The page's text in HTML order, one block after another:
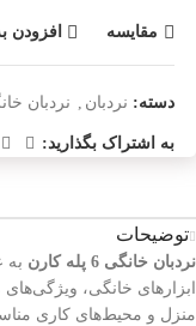
مقایسه افزودن
دسته: نردبان , نردبان
به اشتراک بگذارید:
توضیحات
نردبان خانگی 6 پله کارن
به
ابزارهای خانگی،
منزل و محیط‌های کاری